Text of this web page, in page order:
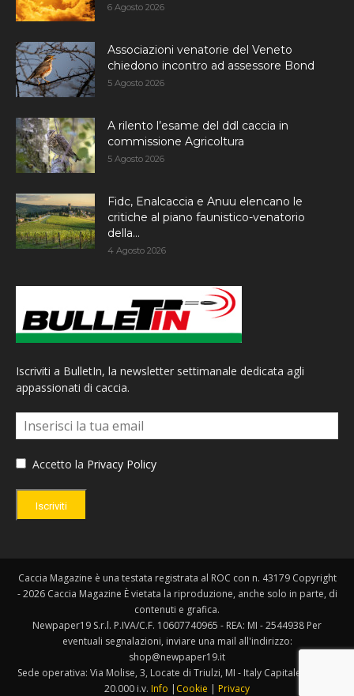
6 Agosto 2026
Associazioni venatorie del Veneto
chiedono incontro ad assessore Bond
5 Agosto 2026
A rilento l’esame del ddl caccia in
commissione Agricoltura
5 Agosto 2026
Fidc, Enalcaccia e Anuu elencano le
critiche al piano faunistico-venatorio
della...
4 Agosto 2026
Iscriviti a BulletIn, la newsletter settimanale dedicata agli
appassionati di caccia.
Accetto la Privacy Policy
Iscriviti
Caccia Magazine è una testata registrata al ROC con n. 43179 Copyright
- 2026 Caccia Magazine È vietata la riproduzione, anche solo in parte, di
contenuti e grafica.
Newpaper19 S.r.l. P.IVA/C.F. 10607740965 - REA: MI - 2544938 Per
eventuali segnalazioni, inviare una mail all'indirizzo:
shop@newpaper19.it
Sede operativa: Via Molise, 3, Locate di Triulzi, MI - Italy Capitale Sociale:
20.000 i.v. Info | Cookie | Privacy